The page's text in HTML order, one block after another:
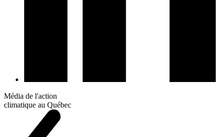
Média de l'action
climatique au Québec